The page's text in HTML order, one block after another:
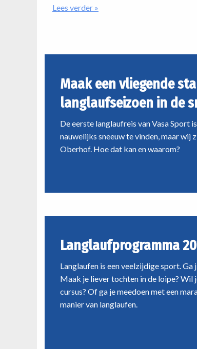
zijn dan al volop aan het langlaufen in
Lees verder over
start
langlaufseizoen
in
de
sneeuwhal
Maak een vliegende
langlaufseizoen in de
De eerste langlaufreis van Vasa Sport
nauwelijks sneeuw te vinden, maar wij
Oberhof. Hoe dat kan en waarom?
Langlaufprogramma
Langlaufen is een veelzijdige sport.
Maak je liever tochten in de loipe? Wil
cursus? Of ga je meedoen met een
manier van langlaufen.